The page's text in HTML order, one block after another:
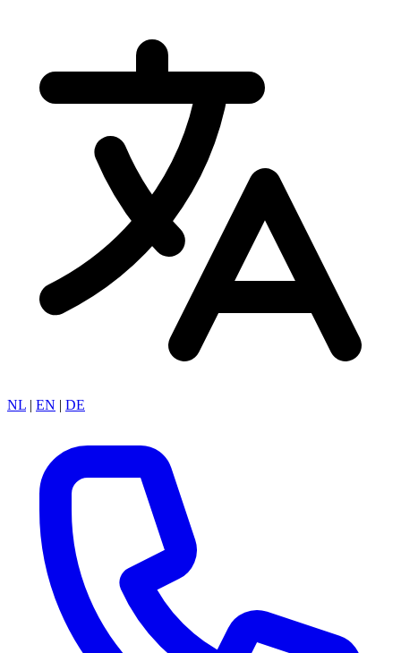
NL | EN | DE